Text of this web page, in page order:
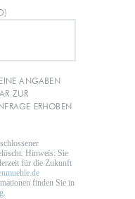
ANGABEN
ZUR
ERHOBEN
Hinweis: Sie
für die Zukunft
finden Sie in
.